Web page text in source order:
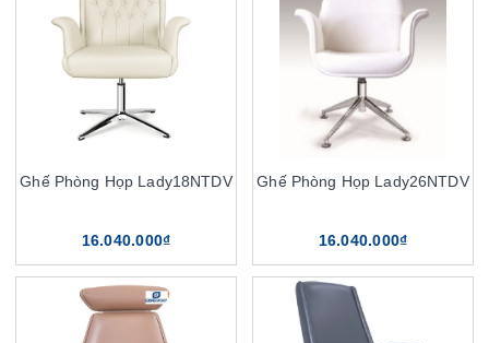
Ghế Phòng Họp Lady18NTDV
16.040.000₫
Ghế Phòng Họp Lady26NTDV
16.040.000₫